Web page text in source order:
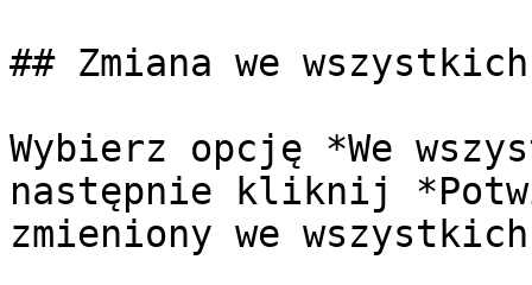
## Zmiana we
Wybierz opcję *We
następnie kliknij
zmieniony we